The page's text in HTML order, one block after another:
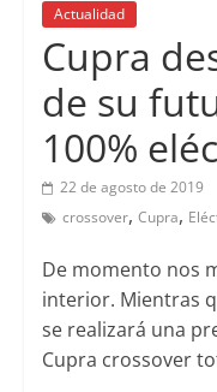
Actualidad
Cupra
de su
100%
22 de agosto de 2019
crossover, Cupra,
De momento nos
interior. Mientras
se realizará una
Cupra crossover